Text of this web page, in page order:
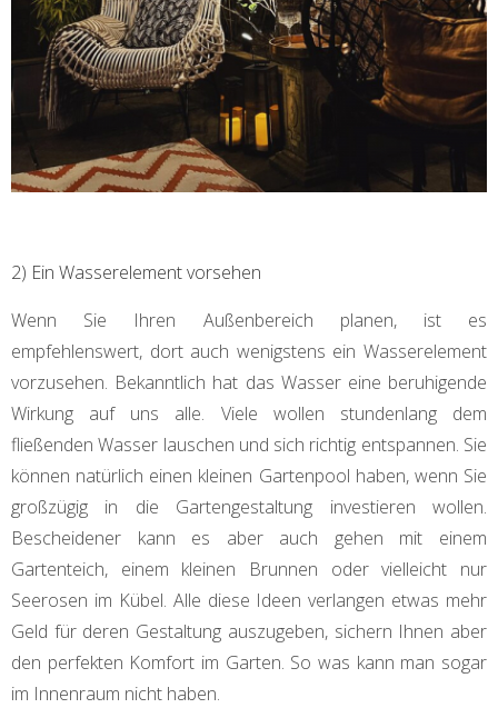
2) Ein Wasserelement vorsehen
Wenn Sie Ihren Außenbereich planen, ist es
empfehlenswert, dort auch wenigstens ein Wasserelement
vorzusehen. Bekanntlich hat das Wasser eine beruhigende
Wirkung auf uns alle. Viele wollen stundenlang dem
fließenden Wasser lauschen und sich richtig entspannen. Sie
können natürlich einen kleinen Gartenpool haben, wenn Sie
großzügig in die Gartengestaltung investieren wollen.
Bescheidener kann es aber auch gehen mit einem
Gartenteich, einem kleinen Brunnen oder vielleicht nur
Seerosen im Kübel. Alle diese Ideen verlangen etwas mehr
Geld für deren Gestaltung auszugeben, sichern Ihnen aber
den perfekten Komfort im Garten. So was kann man sogar
im Innenraum nicht haben.